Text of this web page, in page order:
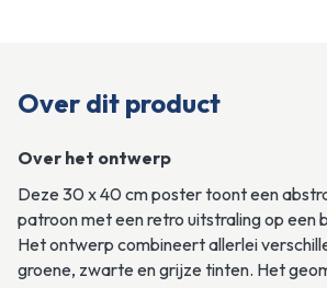
Over dit product
Over het ontwerp
Deze 30 x 40 cm poster toont een
patroon met een retro uitstraling op een
Het ontwerp combineert allerlei
groene, zwarte en grijze tinten. Het